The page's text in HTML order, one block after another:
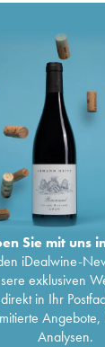
Sie mit uns
iDealwine-
exklusiven
in Ihr
Analysen.